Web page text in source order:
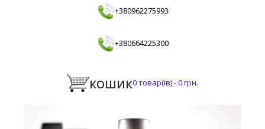
+380962275993
+380664225300
КОШИК0товар(ів) -0 грн.